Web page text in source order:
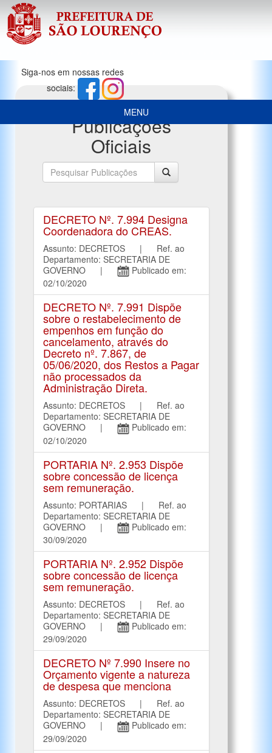
Siga-nos em nossas redes
sociais:
MENU
Publicações
Oficiais
DECRETO Nº. 7.994 Designa
Coordenadora do CREAS.
Assunto: DECRETOS | Ref. ao
Departamento: SECRETARIA DE
GOVERNO |
Publicado em:
02/10/2020
DECRETO Nº. 7.991 Dispõe
sobre o restabelecimento de
empenhos em função do
cancelamento, através do
Decreto nº. 7.867, de
05/06/2020, dos Restos a Pagar
não processados da
Administração Direta.
Assunto: DECRETOS | Ref. ao
Departamento: SECRETARIA DE
GOVERNO |
Publicado em:
02/10/2020
PORTARIA Nº. 2.953 Dispõe
sobre concessão de licença
sem remuneração.
Assunto: PORTARIAS | Ref. ao
Departamento: SECRETARIA DE
GOVERNO |
Publicado em:
30/09/2020
PORTARIA Nº. 2.952 Dispõe
sobre concessão de licença
sem remuneração.
Assunto: DECRETOS | Ref. ao
Departamento: SECRETARIA DE
GOVERNO |
Publicado em:
29/09/2020
DECRETO Nº 7.990 Insere no
Orçamento vigente a natureza
de despesa que menciona
Assunto: DECRETOS | Ref. ao
Departamento: SECRETARIA DE
GOVERNO |
Publicado em:
29/09/2020